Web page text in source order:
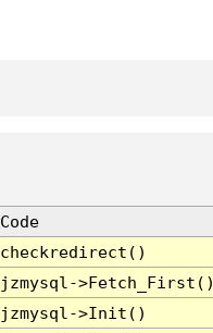
Code
checkredirect()
jzmysql-
jzmysql->Init()